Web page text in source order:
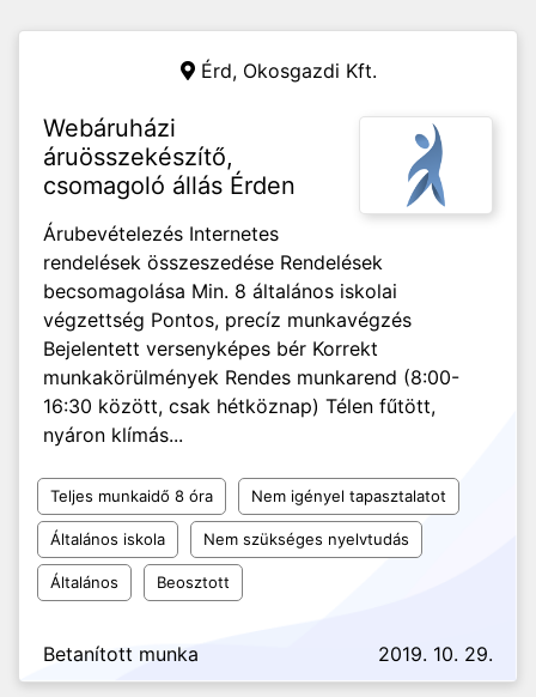
Érd, Okosgazdi Kft.
Webáruházi
áruösszekészítő,
csomagoló állás Érden
Árubevételezés Internetes
rendelések összeszedése Rendelések
becsomagolása Min. 8 általános iskolai
végzettség Pontos, precíz munkavégzés
Bejelentett versenyképes bér Korrekt
munkakörülmények Rendes munkarend (8:00-
16:30 között, csak hétköznap) Télen fűtött,
nyáron klímás...
Teljes munkaidő 8 óra Nem igényel tapasztalatot
Általános iskola Nem szükséges nyelvtudás
Általános Beosztott
Betanított munka 2019. 10. 29.